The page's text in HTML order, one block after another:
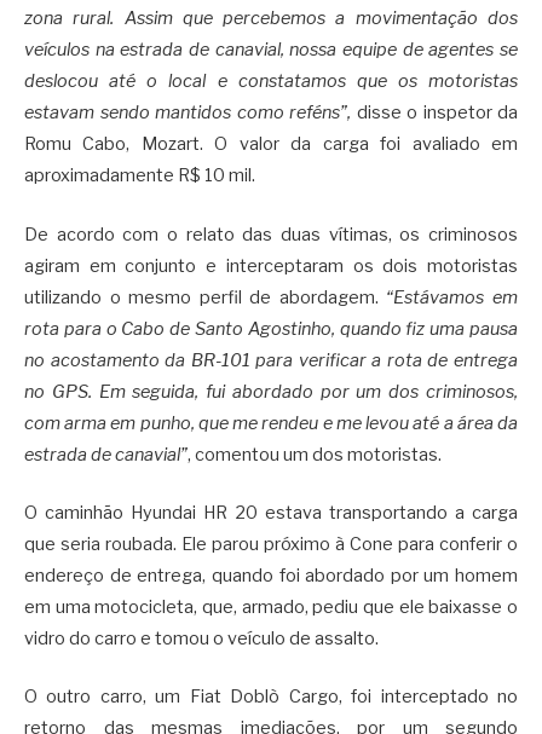
zona rural. Assim que percebemos a movimentação dos
veículos na estrada de canavial, nossa equipe de agentes se
deslocou até o local e constatamos que os motoristas
estavam sendo mantidos como reféns”, disse o inspetor da
Romu Cabo, Mozart. O valor da carga foi avaliado em
aproximadamente R$ 10 mil.
De acordo com o relato das duas vítimas, os criminosos
agiram em conjunto e interceptaram os dois motoristas
utilizando o mesmo perfil de abordagem. “Estávamos em
rota para o Cabo de Santo Agostinho, quando fiz uma pausa
no acostamento da BR-101 para verificar a rota de entrega
no GPS. Em seguida, fui abordado por um dos criminosos,
com arma em punho, que me rendeu e me levou até a área da
estrada de canavial”, comentou um dos motoristas.
O caminhão Hyundai HR 20 estava transportando a carga
que seria roubada. Ele parou próximo à Cone para conferir o
endereço de entrega, quando foi abordado por um homem
em uma motocicleta, que, armado, pediu que ele baixasse o
vidro do carro e tomou o veículo de assalto.
O outro carro, um Fiat Doblò Cargo, foi interceptado no
retorno das mesmas imediações, por um segundo